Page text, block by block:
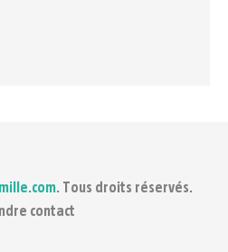
. Tous droits réservés.
contact